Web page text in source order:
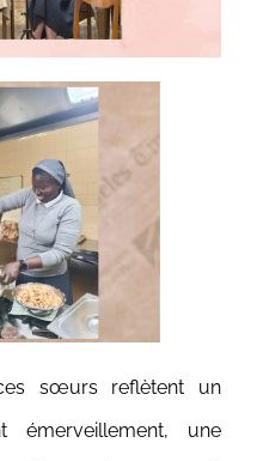
sœurs reflètent un
émerveillement, une